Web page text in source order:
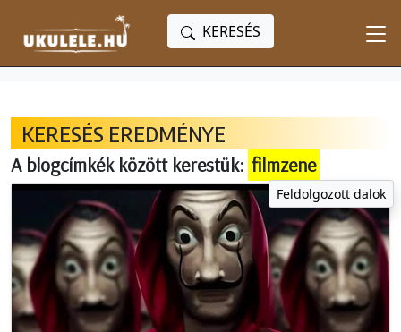
KERESÉS
KERESÉS EREDMÉNYE
A blogcímkék között kerestük: filmzene
Feldolgozott dalok